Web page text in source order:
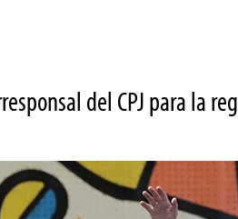
del CPJ para la